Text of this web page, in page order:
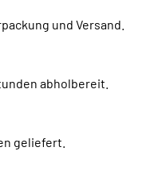
und Versand.
abholbereit.
geliefert.